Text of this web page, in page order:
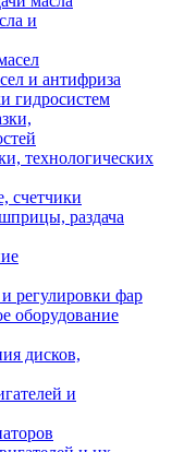
и
и антифриза
гидросистем
технологических
счетчики
раздача
регулировки фар
оборудование
дисков,
и